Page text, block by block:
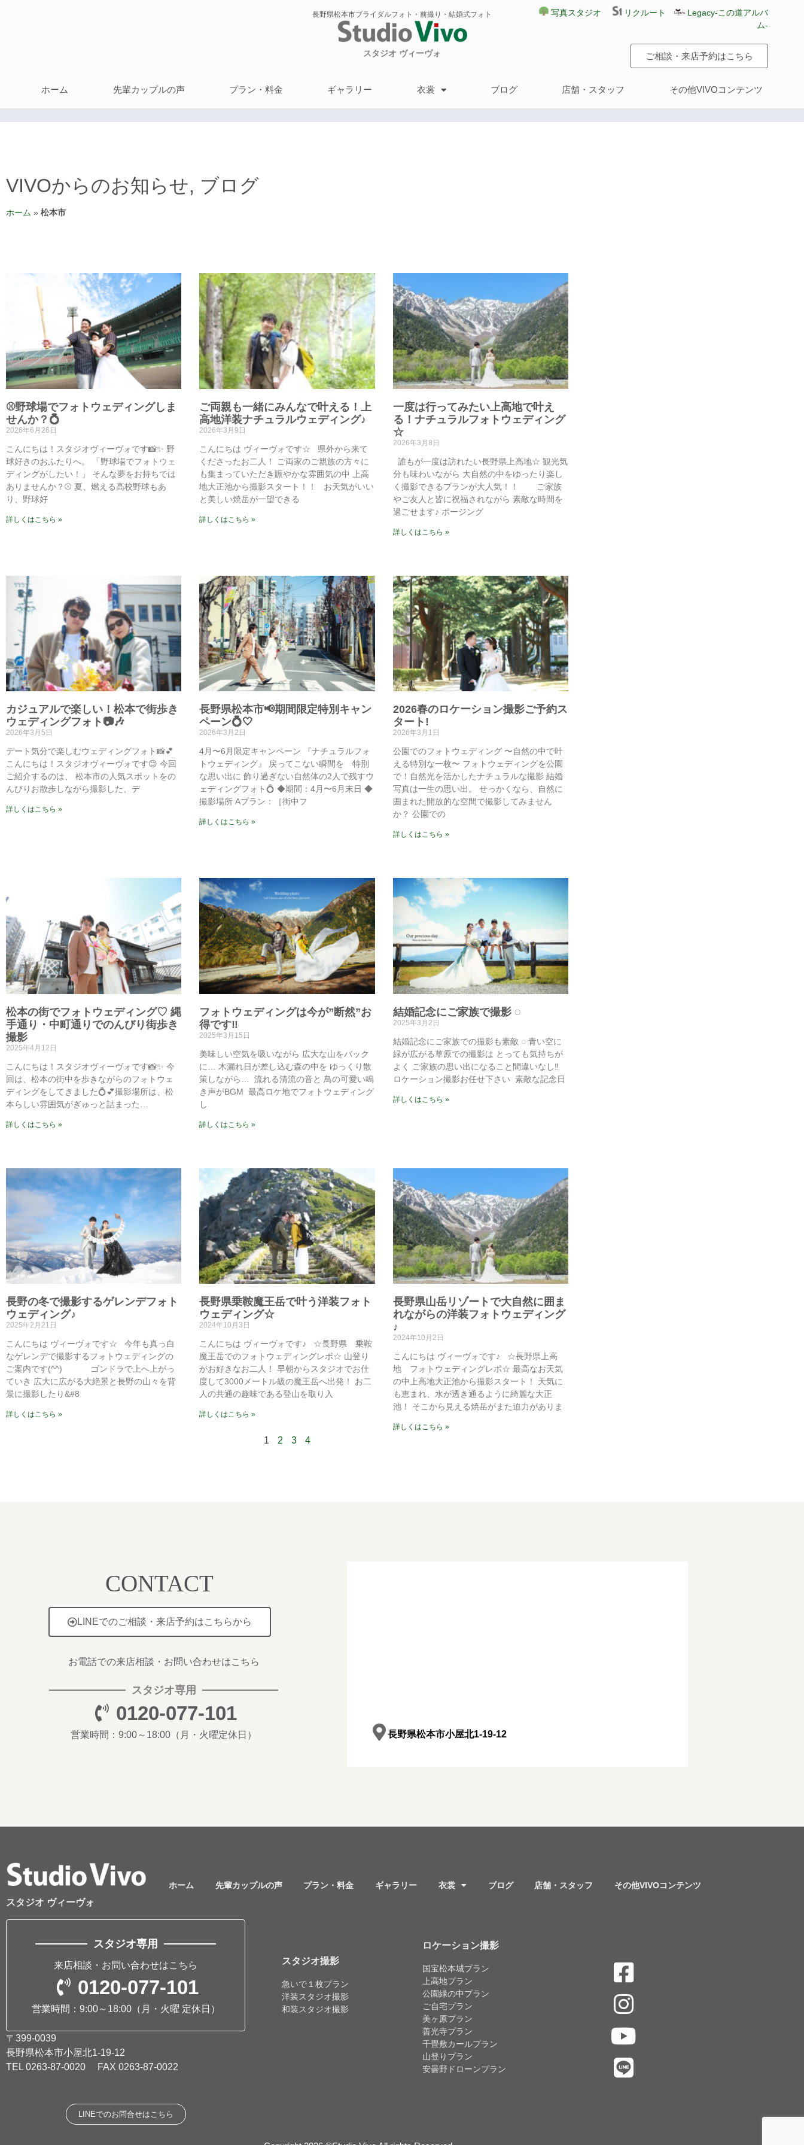
長野県松本市ブライダルフォト・前撮り・結婚式フォト
スタジオ ヴィーヴォ
写真スタジオ リクルート
Legacy-この道アルバ
ム-
ご相談・来店予約はこちら
ホーム 先輩カップルの声 プラン・料金 ギャラリー 衣裳 ブログ 店舗・スタッフ その他VIVOコンテンツ
VIVOからのお知らせ, ブログ
ホーム » 松本市
⚾野球場でフォトウェディングしま
せんか？💍
2026年6月26日
こんにちは！スタジオヴィーヴォです📸✨ 野
球好きのおふたりへ。 「野球場でフォトウェ
ディングがしたい！」 そんな夢をお持ちでは
ありませんか？⚾ 夏、燃える高校野球もあ
り、野球好
詳しくはこちら »
ご両親も一緒にみんなで叶える！上
高地洋装ナチュラルウェディング♪
2026年3月9日
こんにちは ヴィーヴォです☆ 県外から来て
くださったお二人！ ご両家のご親族の方々に
も集まっていただき賑やかな雰囲気の中 上高
地大正池から撮影スタート！！ お天気がいい
と美しい焼岳が一望できる
詳しくはこちら »
一度は行ってみたい上高地で叶え
る！ナチュラルフォトウェディング
☆
2026年3月8日
誰もが一度は訪れたい長野県上高地☆ 観光気
分も味わいながら 大自然の中をゆったり楽し
く撮影できるプランが大人気！！ ご家族
やご友人と皆に祝福されながら 素敵な時間を
過ごせます♪ ポージング
詳しくはこちら »
カジュアルで楽しい！松本で街歩き
ウェディングフォト📷🎶
2026年3月5日
デート気分で楽しむウェディングフォト📸💕
こんにちは！スタジオヴィーヴォです😊 今回
ご紹介するのは、 松本市の人気スポットをの
んびりお散歩しながら撮影した、デ
詳しくはこちら »
長野県松本市📢期間限定特別キャン
ペーン💍🤍
2026年3月2日
4月〜6月限定キャンペーン 『ナチュラルフォ
トウェディング』 戻ってこない瞬間を 特別
な思い出に 飾り過ぎない自然体の2人で残すウ
ェディングフォト💍 ◆期間：4月〜6月末日 ◆
撮影場所 Aプラン：［街中フ
詳しくはこちら »
2026春のロケーション撮影ご予約ス
タート!
2026年3月1日
公園でのフォトウェディング 〜自然の中で叶
える特別な一枚〜 フォトウェディングを公園
で！自然光を活かしたナチュラルな撮影 結婚
写真は一生の思い出。 せっかくなら、自然に
囲まれた開放的な空間で撮影してみません
か？ 公園での
詳しくはこちら »
松本の街でフォトウェディング♡ 縄
手通り・中町通りでのんびり街歩き
撮影
2025年4月12日
こんにちは！スタジオヴィーヴォです📸✨ 今
回は、松本の街中を歩きながらのフォトウェ
ディングをしてきました💍💕撮影場所は、松
本らしい雰囲気がぎゅっと詰まった…
詳しくはこちら »
フォトウェディングは今が”断然”お
得です‼️
2025年3月15日
美味しい空気を吸いながら⁡ 広大な山をバック
に…⁡ 木漏れ日が差し込む森の中を⁡ ゆっくり散
策しながら…⁡ ⁡ 流れる清流の音と⁡ 鳥の可愛い鳴
き声がBGM⁡ ⁡ 最高ロケ地でフォトウェディング
し
詳しくはこちら »
結婚記念にご家族で撮影 ◌⁡
2025年3月2日
結婚記念にご家族での撮影も素敵 ◌⁡ 青い空に
緑が広がる草原での撮影は⁡ とっても気持ちが
よく⁡ ご家族の思い出になること間違いなし‼️⁡ ⁡
ロケーション撮影お任せ下さい⁡ ⁡ 素敵な記念日
詳しくはこちら »
長野の冬で撮影するゲレンデフォト
ウェディング♪
2025年2月21日
こんにちは ヴィーヴォです☆ 今年も真っ白
なゲレンデで撮影するフォトウェディングの
ご案内です(^^) ゴンドラで上へ上がっ
ていき 広大に広がる大絶景と長野の山々を背
景に撮影したり&#8
詳しくはこちら »
長野県乗鞍魔王岳で叶う洋装フォト
ウェディング☆
2024年10月3日
こんにちは ヴィーヴォです♪ ☆長野県 乗鞍
魔王岳でのフォトウェディングレポ☆ 山登り
がお好きなお二人！ 早朝からスタジオでお仕
度して3000メートル級の魔王岳へ出発！ お二
人の共通の趣味である登山を取り入
詳しくはこちら »
長野県山岳リゾートで大自然に囲ま
れながらの洋装フォトウェディング
♪
2024年10月2日
こんにちは ヴィーヴォです♪ ☆長野県上高
地 フォトウェディングレポ☆ 最高なお天気
の中上高地大正池から撮影スタート！ 天気に
も恵まれ、水が透き通るように綺麗な大正
池！ そこから見える焼岳がまた迫力がありま
詳しくはこちら »
1 2 3 4
CONTACT
LINEでのご相談・来店予約はこちらから
お電話での来店相談・お問い合わせはこちら
スタジオ専用
0120-077-101
営業時間：9:00～18:00 （月・火曜定休日） 長野県松本市小屋北1-19-12
スタジオ ヴィーヴォ
ホーム 先輩カップルの声 プラン・料金 ギャラリー 衣裳 ブログ 店舗・スタッフ その他VIVOコンテンツ
スタジオ専用
来店相談・お問い合わせはこちら
0120-077-101
営業時間：9:00～18:00（月・火曜 定休日）
〒399-0039
長野県松本市小屋北1-19-12
TEL 0263-87-0020 FAX 0263-87-0022
LINEでのお問合せはこちら
スタジオ撮影
急いで１枚プラン
洋装スタジオ撮影
和装スタジオ撮影
ロケーション撮影
国宝松本城プラン
上高地プラン
公園緑の中プラン
ご自宅プラン
美ヶ原プラン
善光寺プラン
千畳敷カールプラン
山登りプラン
安曇野ドローンプラン